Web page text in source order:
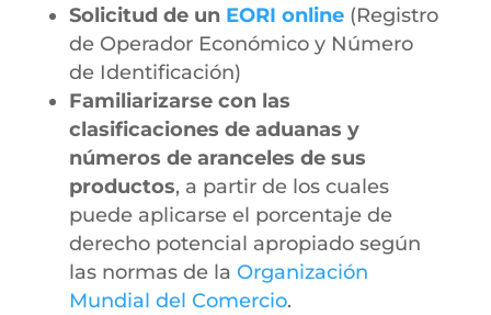
Solicitud de un EORI online(Registro
de Operador Económico y Número
de Identificación)
Familiarizarse con las
clasificaciones de aduanas y
números de aranceles de sus
productos, a partir de los cuales
puede aplicarse el porcentaje de
derecho potencial apropiado según
las normas de la Organización
Mundial del Comercio.